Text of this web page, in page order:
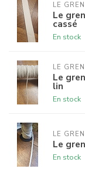
LE
Le
cassé
En stock
LE
Le
lin
En stock
LE
Le
En stock